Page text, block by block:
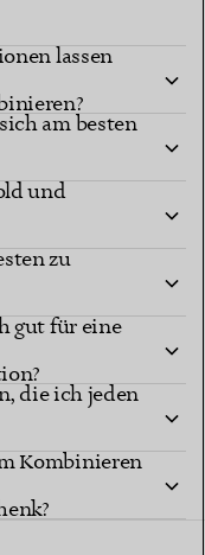
lassen
am besten
und
zu
gut für eine
die ich jeden
Kombinieren